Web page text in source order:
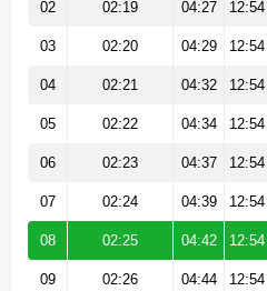
02 02:19 04:27 12:54
03 02:20 04:29 12:54
04 02:21 04:32 12:54
05 02:22 04:34 12:54
06 02:23 04:37 12:54
07 02:24 04:39 12:54
08 02:25 04:42 12:54
09 02:26 04:44 12:54